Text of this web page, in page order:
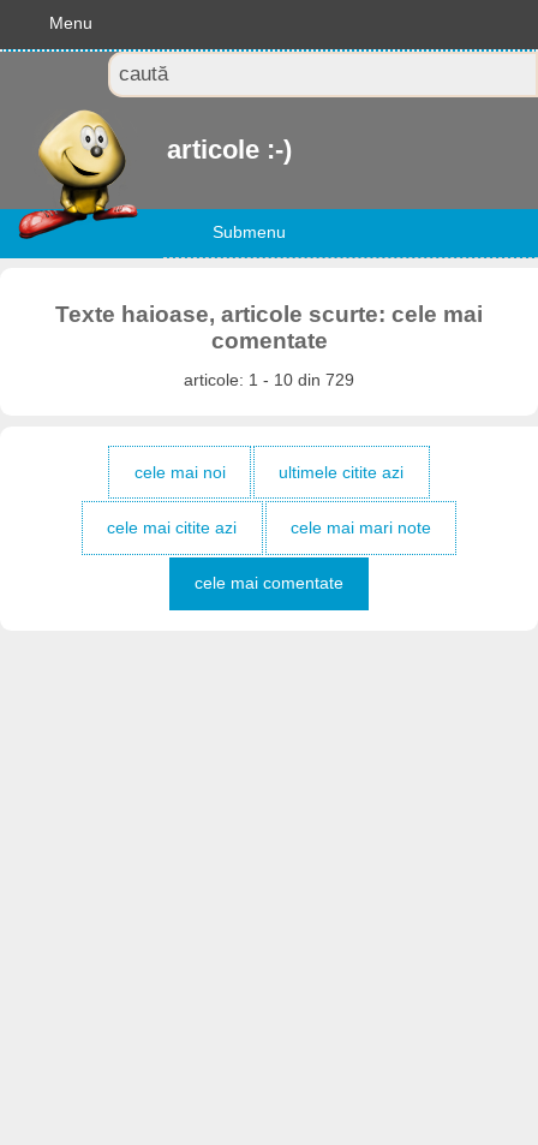
Menu
articole :-)
Submenu
Texte haioase, articole scurte: cele mai
comentate
articole: 1 - 10 din 729
cele mai noi ultimele citite azi
cele mai citite azi cele mai mari note
cele mai comentate